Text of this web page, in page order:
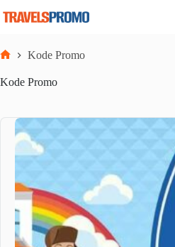
Kode Promo
Kode Promo